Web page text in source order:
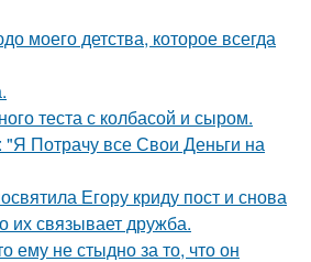
моего детства, которое всегда
теста с колбасой и сыром.
"Я Потрачу все Свои Деньги на
Егору криду пост и снова
их связывает дружба.
ему не стыдно за то, что он